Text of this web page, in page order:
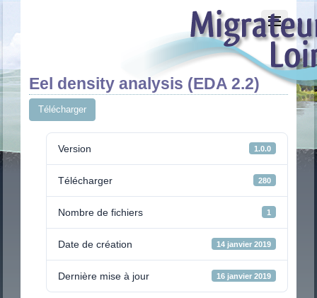
Eel density analysis (EDA 2.2)
Télécharger
Version 1.0.0
Télécharger 280
Nombre de fichiers 1
Date de création 14 janvier 2019
Dernière mise à jour 16 janvier 2019